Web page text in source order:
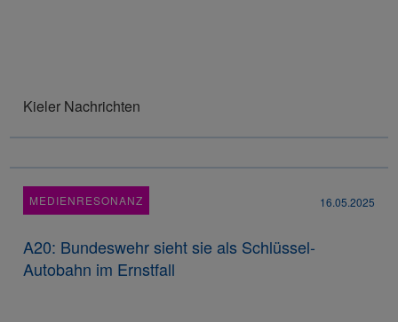
Kieler Nachrichten
MEDIENRESONANZ 16.05.2025
A20: Bundeswehr sieht sie als Schlüssel-
Autobahn im Ernstfall